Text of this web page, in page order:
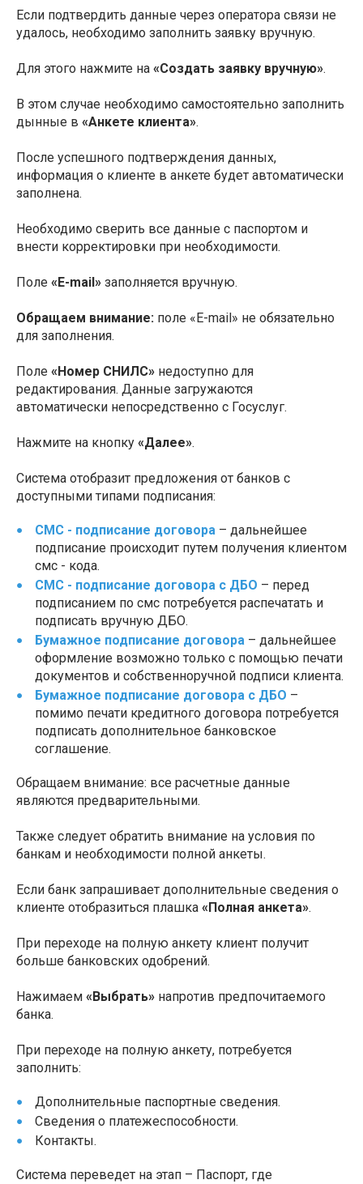
Если подтвердить данные через оператора связи не
удалось, необходимо заполнить заявку вручную.
Для этого нажмите на «Создать заявку вручную».
В этом случае необходимо самостоятельно заполнить
дынные в «Анкете клиента».
После успешного подтверждения данных,
информация о клиенте в анкете будет автоматически
заполнена.
Необходимо сверить все данные с паспортом и
внести корректировки при необходимости.
Поле «E-mail» заполняется вручную.
Обращаем внимание: поле «E-mail» не обязательно
для заполнения.
Поле «Номер СНИЛС» недоступно для
редактирования. Данные загружаются
автоматически непосредственно с Госуслуг.
Нажмите на кнопку «Далее».
Система отобразит предложения от банков с
доступными типами подписания:
СМС - подписание договора– дальнейшее
подписание происходит путем получения клиентом
смс - кода.
СМС - подписание договора с ДБО – перед
подписанием по смс потребуется распечатать и
подписать вручную ДБО.
Бумажное подписание договора– дальнейшее
оформление возможно только с помощью печати
документов и собственноручной подписи клиента.
Бумажное подписание договора с ДБО –
помимо печати кредитного договора потребуется
подписать дополнительное банковское
соглашение.
Обращаем внимание: все расчетные данные
являются предварительными.
Также следует обратить внимание на условия по
банкам и необходимости полной анкеты.
Если банк запрашивает дополнительные сведения о
клиенте отобразиться плашка «Полная анкета».
При переходе на полную анкету клиент получит
больше банковских одобрений.
Нажимаем «Выбрать» напротив предпочитаемого
банка.
При переходе на полную анкету, потребуется
заполнить:
Дополнительные паспортные сведения.
Сведения о платежеспособности.
Контакты.
Система переведет на этап – Паспорт, где